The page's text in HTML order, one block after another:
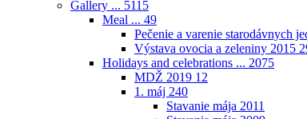
Gallery ... 5115
Meal ... 49
Pečenie a varenie starodávnych
Výstava ovocia a zeleniny 2015
Holidays and celebrations ... 2075
MDŽ 2019 12
1. máj 240
Stavanie mája 2011